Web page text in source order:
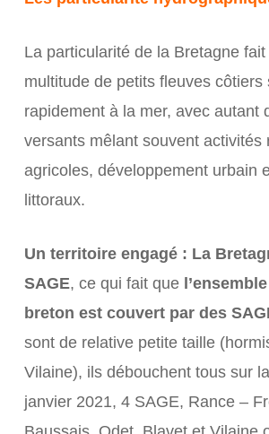
La particularité de la Bretagne fait
multitude de petits fleuves côtiers
rapidement à la mer, avec autant
versants mêlant souvent activités
agricoles, développement urbain
littoraux.
Un territoire engagé : La
SAGE, ce qui fait que
breton est couvert par des
sont de relative petite taille
Vilaine), ils débouchent tous sur
janvier 2021, 4 SAGE, Rance –